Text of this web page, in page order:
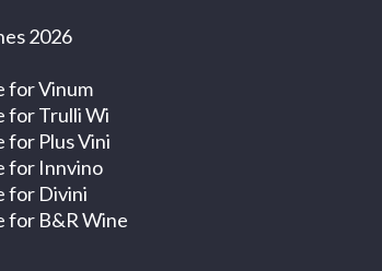
2026
for Vinum
for Trulli Wi
for Plus Vini
for Innvino
for Divini
for B&R Wine